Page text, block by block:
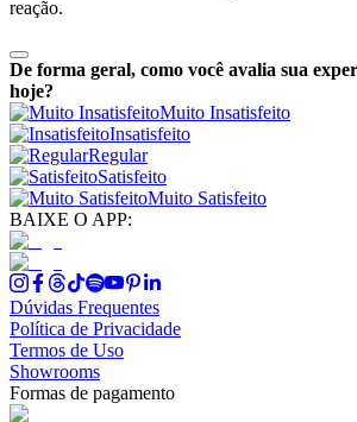
reação.
De forma geral, como você avalia sua
hoje?
Muito Insatisfeito
Insatisfeito
Regular
Satisfeito
Muito Satisfeito
BAIXE O APP:
Dúvidas Frequentes
Política de Privacidade
Termos de Uso
Showrooms
Formas de pagamento